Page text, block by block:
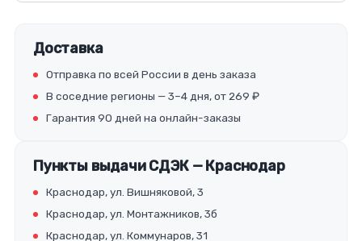
Доставка
Отправка по всей России в день заказа
В соседние регионы — 3–4 дня, от 269 ₽
Гарантия 90 дней на онлайн-заказы
Пункты выдачи СДЭК — Краснодар
Краснодар, ул. Вишняковой, 3
Краснодар, ул. Монтажников, 3б
Краснодар, ул. Коммунаров, 31